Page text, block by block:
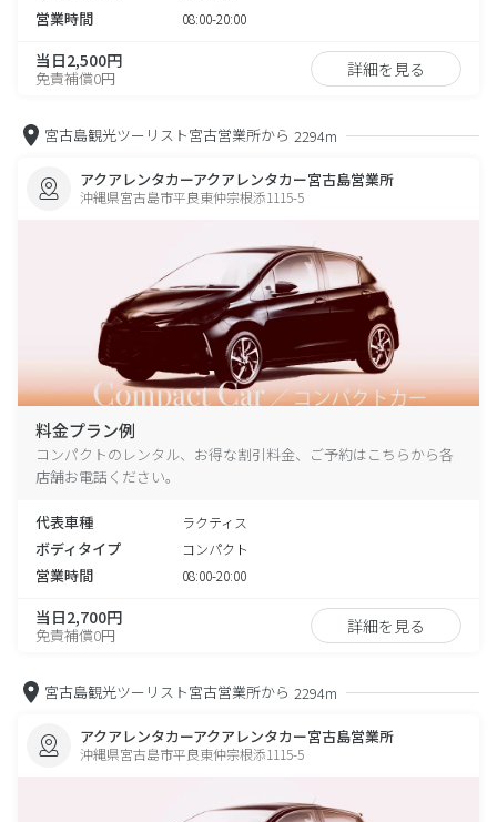
営業時間 08:00-20:00
当日2,500円
免責補償0円 詳細を見る
宮古島観光ツーリスト宮古営業所から 2294m
アクアレンタカーアクアレンタカー宮古島営業所
沖縄県宮古島市平良東仲宗根添1115-5
料金プラン例
コンパクトのレンタル、お得な割引料金、ご予約はこちらから各
店舗お電話ください。
代表車種 ラクティス
ボディタイプ コンパクト
営業時間 08:00-20:00
当日2,700円
免責補償0円 詳細を見る
宮古島観光ツーリスト宮古営業所から 2294m
アクアレンタカーアクアレンタカー宮古島営業所
沖縄県宮古島市平良東仲宗根添1115-5